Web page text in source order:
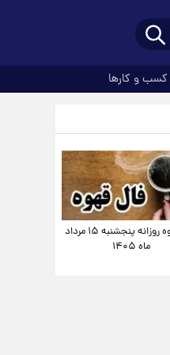
کسب و کارها
فال قهوه روزانه پنجشنبه ۱۵ مرداد
ماه ۱۴۰۵